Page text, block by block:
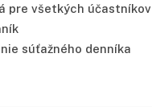
pre všetkých
súťažného denníka